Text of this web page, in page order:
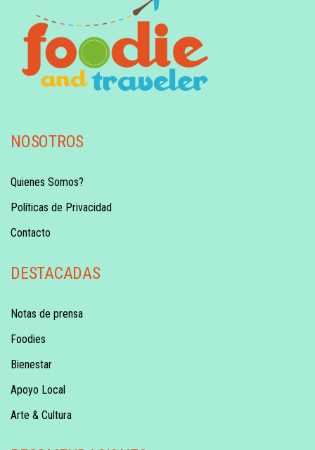
NOSOTROS
Quienes Somos?
Políticas de Privacidad
Contacto
DESTACADAS
Notas de prensa
Foodies
Bienestar
Apoyo Local
Arte & Cultura